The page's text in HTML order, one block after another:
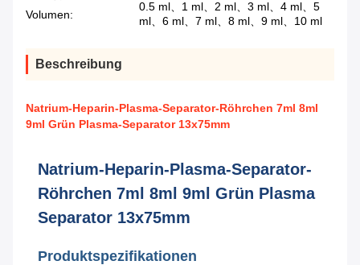
Volumen:
0.5 ml、1 ml、2 ml、3 ml、4 ml、5
ml、6 ml、7 ml、8 ml、9 ml、10 ml
Beschreibung
Natrium-Heparin-Plasma-Separator-Röhrchen 7ml 8ml
9ml Grün Plasma-Separator 13x75mm
Natrium-Heparin-Plasma-Separator-
Röhrchen 7ml 8ml 9ml Grün Plasma
Separator 13x75mm
Produktspezifikationen